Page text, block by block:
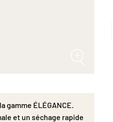
ÉLÉGANCE.
et un séchage rapide